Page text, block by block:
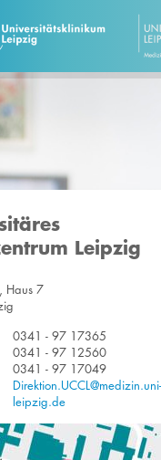
Leipzig
Haus 7
0341 - 97 17365
0341 - 97 12560
0341 - 97 17049
Direktion.UCCL@medizin.uni-
leipzig.de